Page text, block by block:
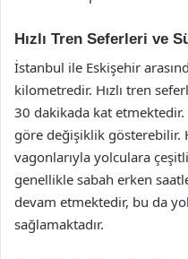
Hızlı Tren Seferleri ve
İstanbul ile Eskişehir
kilometredir. Hızlı tren
30 dakikada kat
göre değişiklik gösterebilir.
vagonlarıyla yolculara
genellikle sabah erken
devam etmektedir, bu da
sağlamaktadır.